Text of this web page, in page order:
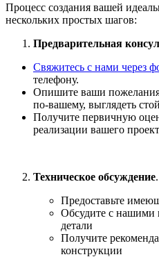
Процесс создания вашей
нескольких простых шагов:
Предварительная
Свяжитесь с нами через
телефону.
Опишите ваши
по-вашему, выглядеть
Получите первичную
реализации вашего
Техническое обсуждение.
Предоставьте
Обсудите с нашими
детали
Получите
конструкции